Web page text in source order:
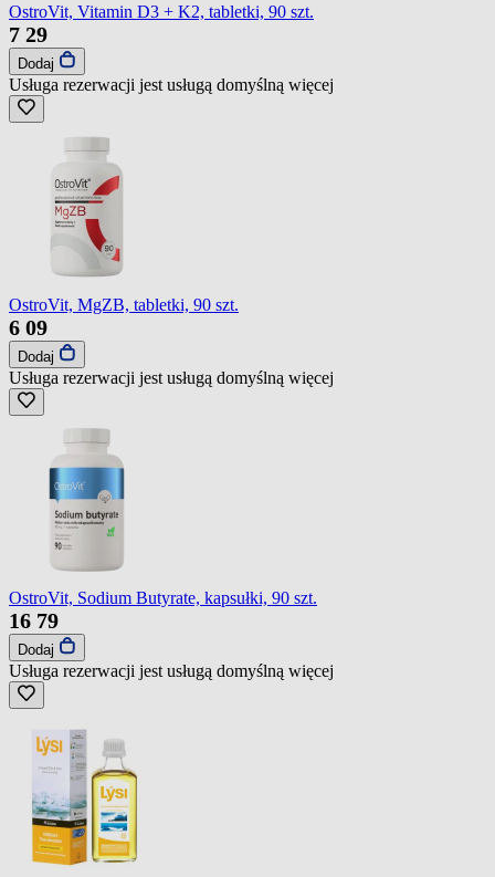
OstroVit, Vitamin D3 + K2, tabletki, 90 szt.
7 29
Dodaj
Usługa rezerwacji jest usługą domyślną więcej
OstroVit, MgZB, tabletki, 90 szt.
6 09
Dodaj
Usługa rezerwacji jest usługą domyślną więcej
OstroVit, Sodium Butyrate, kapsułki, 90 szt.
16 79
Dodaj
Usługa rezerwacji jest usługą domyślną więcej